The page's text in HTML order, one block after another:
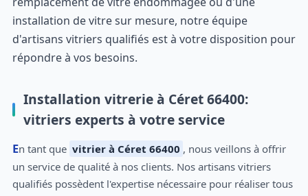
installation de vitre sur mesure, notre équipe
d'artisans vitriers qualifiés est à votre disposition pour
répondre à vos besoins.
Installation vitrerie à Céret 66400:
vitriers experts à votre service
En tant que vitrier à Céret 66400 , nous veillons à offrir
un service de qualité à nos clients. Nos artisans vitriers
qualifiés possèdent l'expertise nécessaire pour réaliser tous